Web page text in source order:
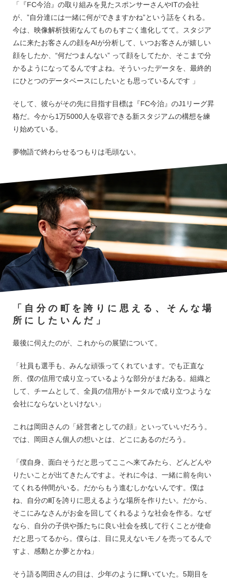
「『FC今治』の取り組みを見たスポンサーさんやITの会社
が、”自分達には一緒に何ができますかね”という話をくれる。
今は、映像解析技術なんてものもすごく進化してて。スタジア
ムに来たお客さんの顔をAIが分析して、いつお客さんが嬉しい
顔をしたか、“何だつまんない” って顔をしてたか、そこまで分
かるようになってるんですよね。そういったデータを、最終的
にひとつのデータベースにしたいとも思っているんです 」
そして、彼らがその先に目指す目標は『FC今治』のJ1リーグ昇
格だ。今から1万5000人を収容できる新スタジアムの構想を練
り始めている。
夢物語で終わらせるつもりは毛頭ない。
「自分の町を誇りに思える、そんな場
所にしたいんだ」
最後に伺えたのが、これからの展望について。
「社員も選手も、みんな頑張ってくれています。でも正直な
所、僕の信用で成り立っているような部分がまだある。組織と
して、チームとして、全員の信用がトータルで成り立つような
会社にならないといけない」
これは岡田さんの「経営者としての顔」といっていいだろう。
では、岡田さん個人の想いとは、どこにあるのだろう。
「僕自身、面白そうだと思ってここへ来てみたら、どんどんや
りたいことが出てきたんですよ。それに今は、一緒に前を向い
てくれる仲間がいる。だからもう進むしかないんです。僕は
ね、自分の町を誇りに思えるような場所を作りたい。だから、
そこにみなさんがお金を回してくれるような社会を作る。なぜ
なら、自分の子供や孫たちに良い社会を残して行くことが使命
だと思ってるから。僕らは、目に見えないモノを売ってるんで
すよ、感動とか夢とかね」
そう語る岡田さんの目は、少年のように輝いていた。5期目を